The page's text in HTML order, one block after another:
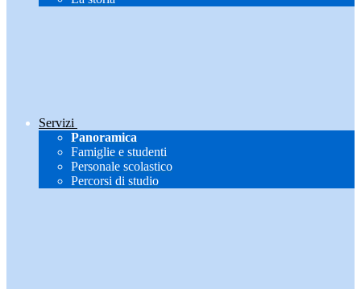
Servizi
Panoramica
Famiglie e studenti
Personale scolastico
Percorsi di studio